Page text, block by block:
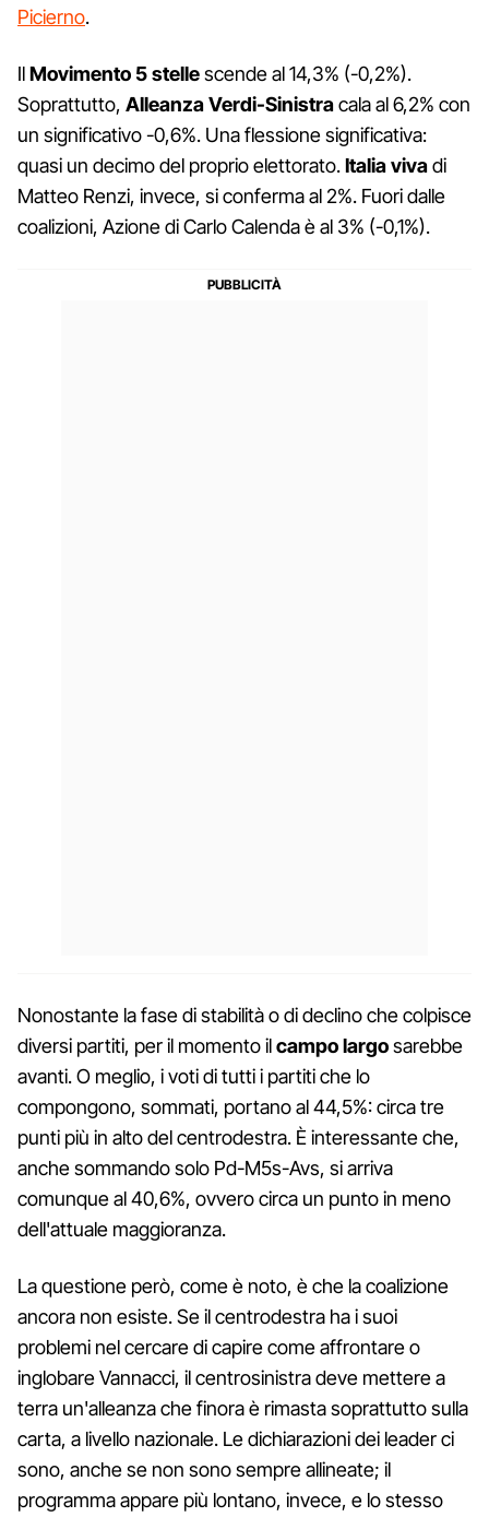
Picierno.
IlMovimento 5 stellescende al 14,3% (-0,2%).
Soprattutto, Alleanza Verdi-Sinistracala al 6,2% con
un significativo -0,6%. Una flessione significativa:
quasi un decimo del proprio elettorato.Italia vivadi
Matteo Renzi, invece, si conferma al 2%. Fuori dalle
coalizioni, Azione di Carlo Calenda è al 3% (-0,1%).
Nonostante la fase di stabilità o di declino che colpisce
diversi partiti, per il momento ilcampo largosarebbe
avanti. O meglio, i voti di tutti i partiti che lo
compongono, sommati, portano al 44,5%: circa tre
punti più in alto del centrodestra. È interessante che,
anche sommando solo Pd-M5s-Avs, si arriva
comunque al 40,6%, ovvero circa un punto in meno
dell'attuale maggioranza.
La questione però, come è noto, è che la coalizione
ancora non esiste. Se il centrodestra ha i suoi
problemi nel cercare di capire come affrontare o
inglobare Vannacci, il centrosinistra deve mettere a
terra un'alleanza che finora è rimasta soprattutto sulla
carta, a livello nazionale. Le dichiarazioni dei leader ci
sono, anche se non sono sempre allineate; il
programma appare più lontano, invece, e lo stesso